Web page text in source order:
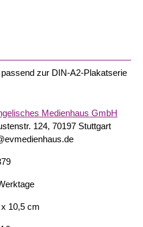
Medienhaus GmbH
124, 70197 Stuttgart
x 10,5 cm
zur DIN-A2-Plakatserie